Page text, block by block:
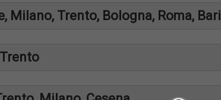
Milano, Trento, Bologna, Roma, Bari